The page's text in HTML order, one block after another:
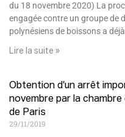
du 18 novembre 2020) La
engagée contre un groupe
polynésiens de boissons a
Lire la suite »
Obtention d’un arrêt
novembre par la chambre
de Paris
29/11/2019